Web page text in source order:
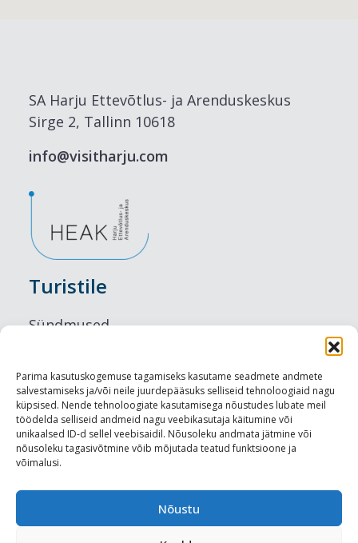
Parima kasutuskogemuse tagamiseks kasutame seadmete andmete
salvestamiseks ja/või neile juurdepääsuks selliseid tehnoloogiaid nagu
küpsised. Nende tehnoloogiate kasutamisega nõustudes lubate meil
töödelda selliseid andmeid nagu veebikasutaja käitumine või
unikaalsed ID-d sellel veebisaidil. Nõusoleku andmata jätmine või
nõusoleku tagasivõtmine võib mõjutada teatud funktsioone ja
võimalusi.
Nõustu
SA Harju Ettevõtlus- ja Arenduskeskus
Sirge 2, Tallinn 10618
info@visitharju.com
Turistile
Sündmused
Maitseelamused
Vaatamisväärsused
Visit Tallinn
Turismiprofessionaalile